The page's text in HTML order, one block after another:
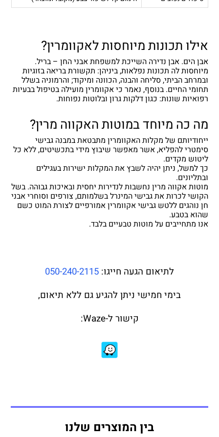
אילו תכונות מיוחסות לאקוומרין?
אבן הים. אבן נדירה השייכת למשפחת אבני החן – בריל.
מיוחסות לה תכונות נפלאות, ביניהן: תקשורת בריאה בזוגיות
ובמרחב הביתי, סליחה והבנה, הכוונה ומיקוד; והרמוניה בשלל
תחומי החיים. בנוסף, נאמר כי אקוומרין מועילה בטיפול בבעיות
רפואיות שונות: כגון דלקות גרון ובלוטות נפוחות.
מה כה מיוחד במוטות האקווה מרין?
ייחודיותם של מקלות האקוומרין מתבטאת במבנה גבישי
סימטרי להפליא, אשר מאפשר שיבוץ מידי בתכשיטים, ללא כל
ליטוש מקדים.
כך למשל, ניתן יהיה לשבץ את המקלות ישירות בעגילים
ובתליונים.
מוטות אקווה מרין נחשבות לנדירות יחסית ובאיכות גבוהה. בשל
הקושי לכרות את גבישי המינרל בשלמותם, צורפים וסוחרי אבני
חן נוהגים ללטש גבישי אקוומרין אמורפיים לצורת המוט כשם
שהוא בטבע.
אנו מתחייבים על מוטות טבעיים בלבד.
לתיאום הגעה חייגו: 050-240-2115
בימי חמישי ניתן להגיע גם ללא תיאום,
קישור ל-Waze:
בין המוצרים שלנו